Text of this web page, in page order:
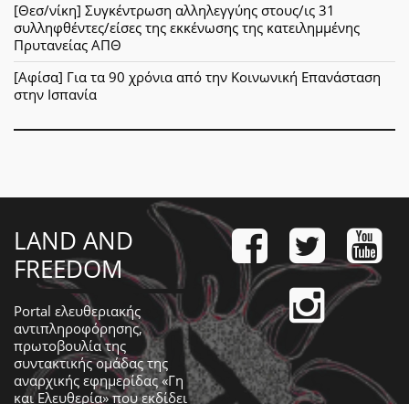
[Θεσ/νίκη] Συγκέντρωση αλληλεγγύης στους/ις 31
συλληφθέντες/είσες της εκκένωσης της κατειλημμένης
Πρυτανείας ΑΠΘ
[Αφίσα] Για τα 90 χρόνια από την Κοινωνική Επανάσταση
στην Ισπανία
LAND AND
FREEDOM
Portal ελευθεριακής
αντιπληροφόρησης,
πρωτοβουλία της
συντακτικής ομάδας της
αναρχικής εφημερίδας «Γη
και Ελευθερία» που εκδίδει